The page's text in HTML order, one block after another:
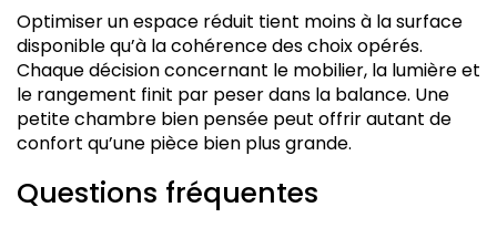
Optimiser un espace réduit tient moins à la surface
disponible qu’à la cohérence des choix opérés.
Chaque décision concernant le mobilier, la lumière et
le rangement finit par peser dans la balance. Une
petite chambre bien pensée peut offrir autant de
confort qu’une pièce bien plus grande.
Questions fréquentes